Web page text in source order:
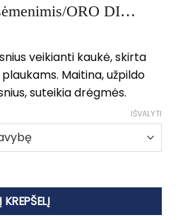
ORO DI
veikianti kaukė, skirta
Maitina, užpildo
suteikia drėgmės.
IŠVALYTI
suteikianti kaukė su šilko
KREPŠELĮ